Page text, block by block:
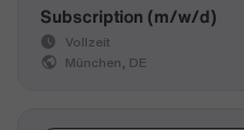
Subscription (m/w/d)
Vollzeit
München, DE